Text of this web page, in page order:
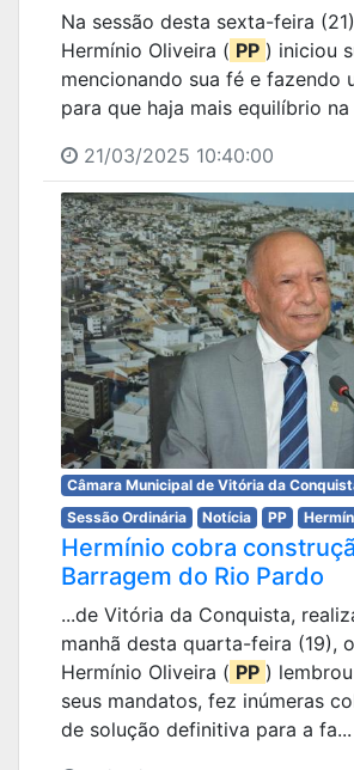
Na sessão desta sexta-feira
Hermínio Oliveira ( PP ) iniciou
mencionando sua fé e fazendo
para que haja mais equilíbrio na
21/03/2025 10:40:00
Câmara Municipal de Vitória da
Sessão Ordinária
Notícia PP
Hermínio cobra
Barragem do Rio Pardo
...de Vitória da Conquista,
manhã desta quarta-feira (19),
Hermínio Oliveira ( PP )
seus mandatos, fez inúmeras
de solução definitiva para a fa...